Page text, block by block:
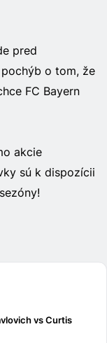
pred
o tom, že
FC Bayern
akcie
sú k dispozícii
vs Curtis